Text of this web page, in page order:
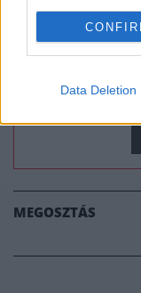
Data Deletion
VÁLASZD KI
MEGOSZTÁS